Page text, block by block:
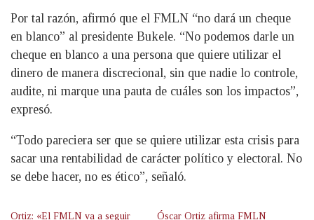
Por tal razón, afirmó que el FMLN “no dará un cheque
en blanco” al presidente Bukele. “No podemos darle un
cheque en blanco a una persona que quiere utilizar el
dinero de manera discrecional, sin que nadie lo controle,
audite, ni marque una pauta de cuáles son los impactos”,
expresó.
“Todo pareciera ser que se quiere utilizar esta crisis para
sacar una rentabilidad de carácter político y electoral. No
se debe hacer, no es ético”, señaló.
Ortiz: «El FMLN va a seguir
Óscar Ortiz afirma FMLN